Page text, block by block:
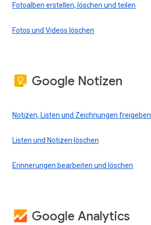
Fotoalben erstellen, löschen und teilen
Fotos und Videos löschen
Google Notizen
Notizen, Listen und Zeichnungen freigeben
Listen und Notizen löschen
Erinnerungen bearbeiten und löschen
Google Analytics